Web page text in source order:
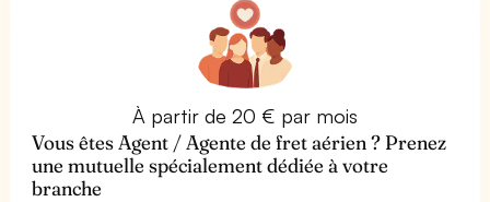
À partir de 20 € par mois
Vous êtes Agent / Agente de fret aérien ? Prenez
une mutuelle spécialement dédiée à votre
branche